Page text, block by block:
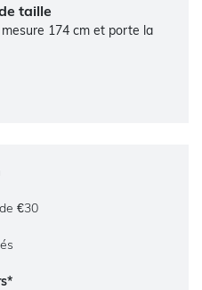
taille
174 cm et porte la
€30